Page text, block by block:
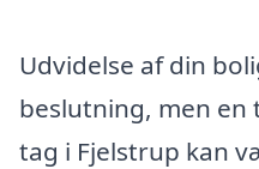
Udvidelse af din
beslutning, men
tag i Fjelstrup kan